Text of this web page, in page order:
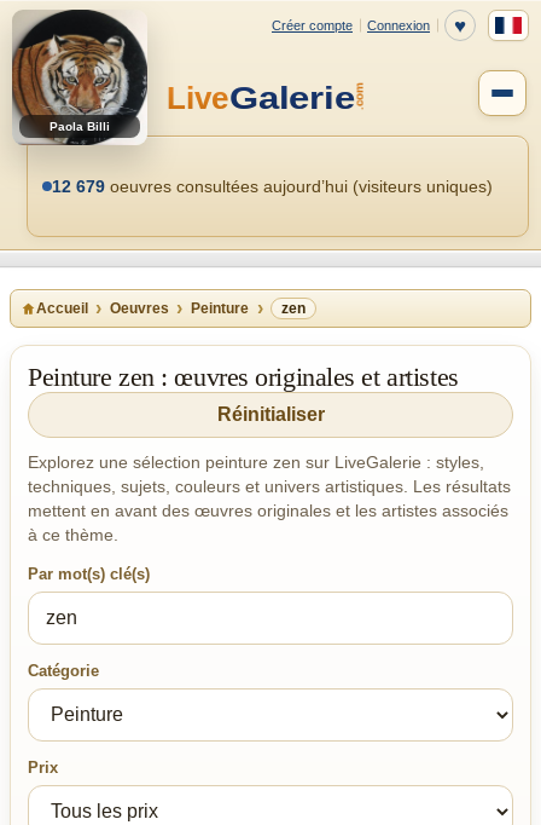
Paola Billi
12 679 oeuvres consultées aujourd’hui (visiteurs uniques)
Accueil Oeuvres Peinture zen
Peinture zen : œuvres originales et artistes
Réinitialiser
Explorez une sélection peinture zen sur LiveGalerie : styles,
techniques, sujets, couleurs et univers artistiques. Les résultats
mettent en avant des œuvres originales et les artistes associés
à ce thème.
Par mot(s) clé(s)
Catégorie
Prix